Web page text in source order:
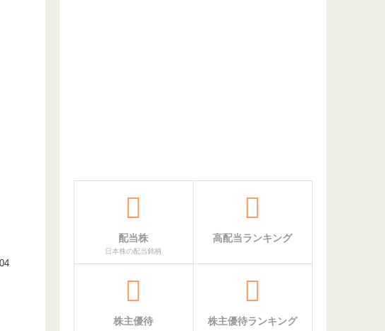
配当株
日本株の配当銘柄
高配当ランキング
株主優待 株主優待ランキング